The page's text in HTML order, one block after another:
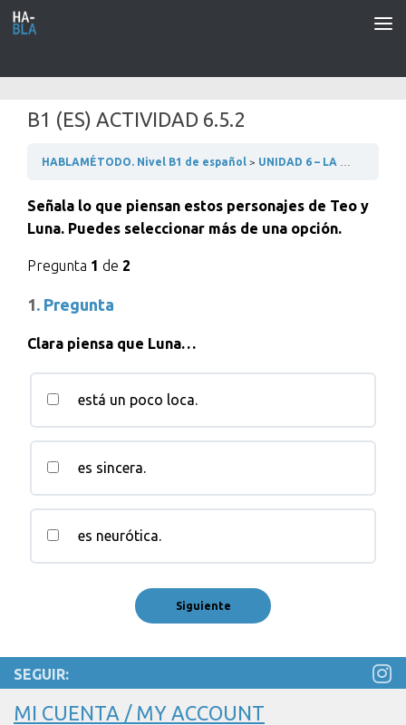
Saltar al contenido
B1 (ES) ACTIVIDAD 6.5.2
HABLAMÉTODO. Nivel B1 de español UNIDAD 6 – LA UNIVERSIDAD
Señala lo que piensan estos personajes de Teo y
Luna. Puedes seleccionar más de una opción.
Pregunta 1 de 2
1. Pregunta
Clara piensa que Luna…
está un poco loca.
es sincera.
es neurótica.
SEGUIR:
MI CUENTA / MY ACCOUNT